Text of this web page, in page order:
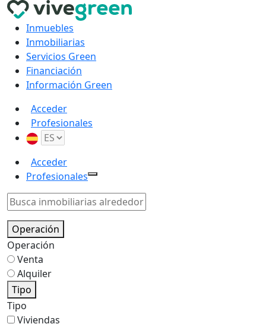
Inmuebles
Inmobiliarias
Servicios Green
Financiación
Información Green
Acceder
Profesionales
Acceder
Profesionales
Operación
Operación
Venta
Alquiler
Tipo
Tipo
Viviendas